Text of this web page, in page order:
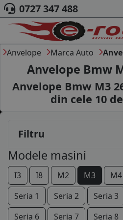
ACASA
DESPRE NOI
ANVELOPE
AUTO
CAMION
MOTO
MARCA
BLOG
B2B -
CONT
0727 347 488
Anvelope Marca Auto
Anvelope Bmw
Anvelope Bmw M3
din cele 10
Filtru
Modele masini
I3 I8 M2 M3 M4
Seria 1
Seria 2 Seria 3
Seria 6
Seria 7 Seria 8
205/55R15